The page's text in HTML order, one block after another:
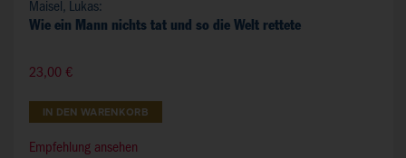
Maisel, Lukas:
Wie ein Mann nichts tat und so die Welt rettete
23,00 €
IN DEN WARENKORB
Empfehlung ansehen